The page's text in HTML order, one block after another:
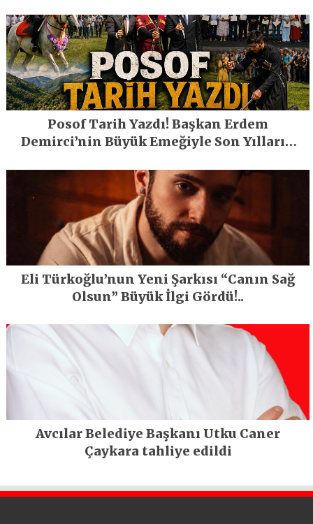
Posof Tarih Yazdı! Başkan Erdem
Demirci’nin Büyük Emeğiyle Son Yılların
Eli Türkoğlu’nun Yeni Şarkısı “Canın Sağ
Olsun” Büyük İlgi Gördü!..
Avcılar Belediye Başkanı Utku Caner
Çaykara tahliye edildi